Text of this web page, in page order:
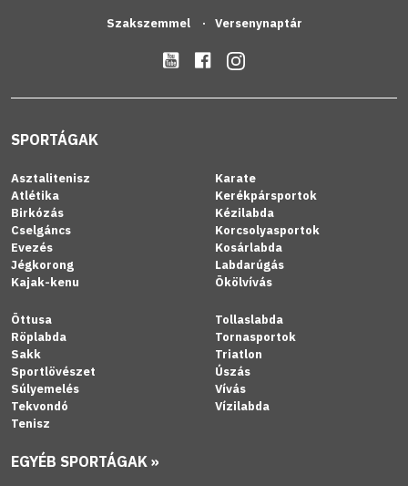
Szakszemmel Versenynaptár
SPORTÁGAK
Asztalitenisz
Atlétika
Birkózás
Cselgáncs
Evezés
Jégkorong
Kajak-kenu
Karate
Kerékpársportok
Kézilabda
Korcsolyasportok
Kosárlabda
Labdarúgás
Ökölvívás
Öttusa
Röplabda
Sakk
Sportlövészet
Súlyemelés
Tekvondó
Tenisz
Tollaslabda
Tornasportok
Triatlon
Úszás
Vívás
Vízilabda
EGYÉB SPORTÁGAK »